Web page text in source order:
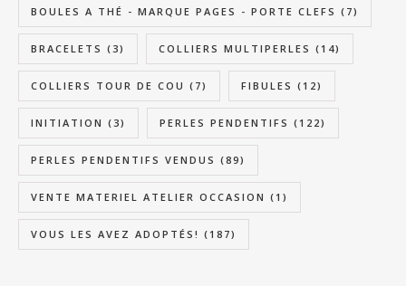
BOULES A THÉ - MARQUE PAGES - PORTE CLEFS (7)
BRACELETS (3) COLLIERS MULTIPERLES (14)
COLLIERS TOUR DE COU (7) FIBULES (12)
INITIATION (3) PERLES PENDENTIFS (122)
PERLES PENDENTIFS VENDUS (89)
VENTE MATERIEL ATELIER OCCASION (1)
VOUS LES AVEZ ADOPTÉS! (187)